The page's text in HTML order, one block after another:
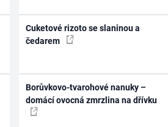
Cuketové rizoto se slaninou a
čedarem
Borůvkovo-tvarohové nanuky –
domácí ovocná zmrzlina na dřívku